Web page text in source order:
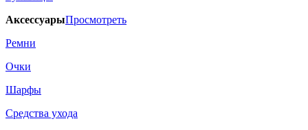
АксессуарыПросмотреть
Ремни
Очки
Шарфы
Средства ухода